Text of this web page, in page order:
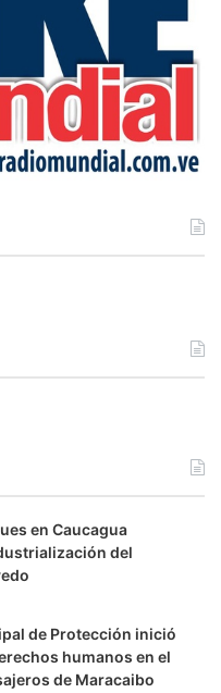
en Caucagua
del
de Protección inició
humanos en el
de Maracaibo